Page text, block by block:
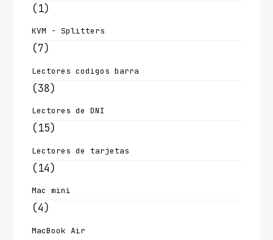
(1)
KVM - Splitters
(7)
Lectores codigos barra
(38)
Lectores de DNI
(15)
Lectores de tarjetas
(14)
Mac mini
(4)
MacBook Air